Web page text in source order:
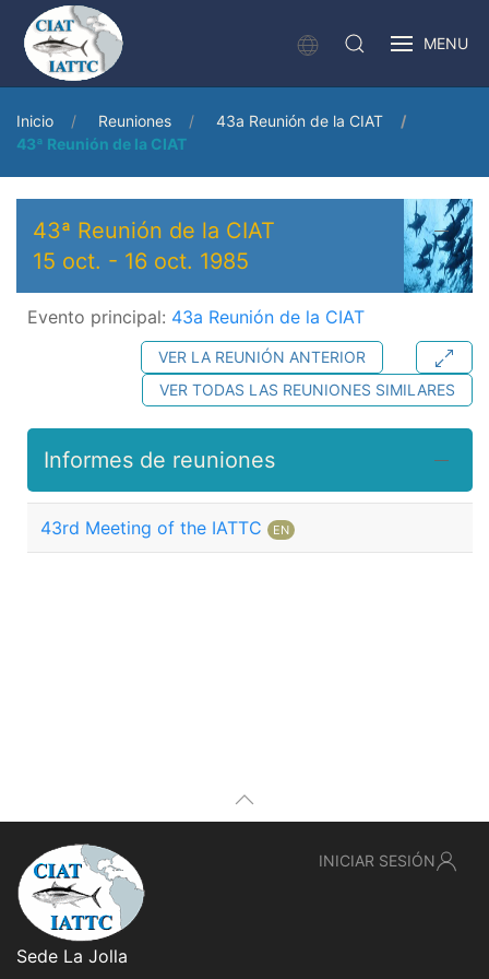
MENU
Inicio Reuniones
43a Reunión de la CIAT
43ª Reunión de la CIAT
43ª Reunión de la CIAT
15 oct. - 16 oct. 1985
Evento principal: 43a Reunión de la CIAT
VER LA REUNIÓN ANTERIOR
VER TODAS LAS REUNIONES SIMILARES
Informes de reuniones
43rd Meeting of the IATTC EN
Sede La Jolla
INICIAR SESIÓN